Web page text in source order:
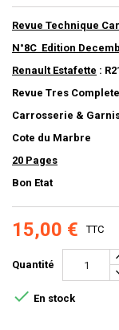
Revue Technique
N°8C Edition
Renault Estafette :
Revue Tres Complete
Carrosserie &
Cote du Marbre
20 Pages
Bon Etat
15,00 € TTC
Quantité
 En stock